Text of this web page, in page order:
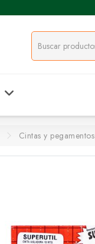
Cintas y pegamentos